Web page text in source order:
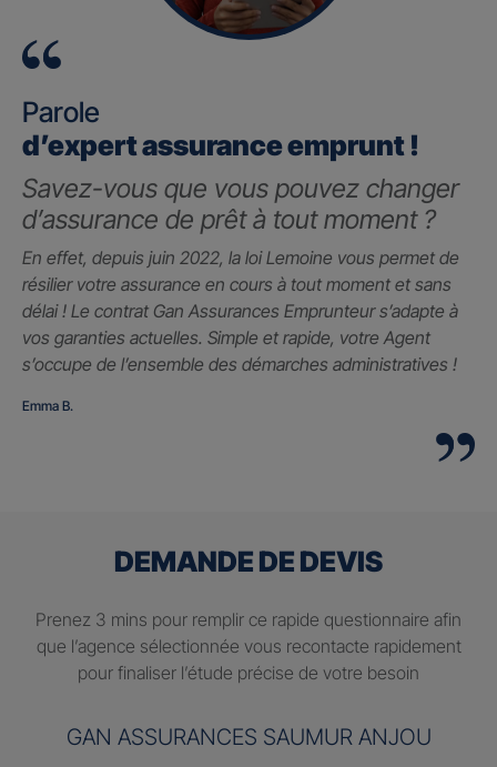
Parole
d’expert assurance emprunt !
Savez-vous que vous pouvez changer
d’assurance de prêt à tout moment ?
En effet, depuis juin 2022, la loi Lemoine vous permet de
résilier votre assurance en cours à tout moment et sans
délai ! Le contrat Gan Assurances Emprunteur s’adapte à
vos garanties actuelles. Simple et rapide, votre Agent
s’occupe de l’ensemble des démarches administratives !
Emma B.
DEMANDE DE DEVIS
Prenez 3 mins pour remplir ce rapide questionnaire afin
que l’agence sélectionnée vous recontacte rapidement
pour finaliser l’étude précise de votre besoin
GAN ASSURANCES SAUMUR ANJOU